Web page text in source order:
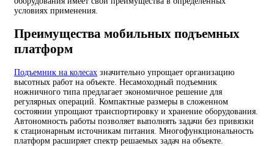
условиях применения.
Преимущества мобильных подъемных
платформ
Подъемник на колесах значительно упрощает организацию
высотных работ на объекте. Несамоходный подъемник
ножничного типа предлагает экономичное решение для
регулярных операций. Компактные размеры в сложенном
состоянии упрощают транспортировку и хранение оборудования.
Автономность работы позволяет выполнять задачи без привязки
к стационарным источникам питания. Многофункциональность
платформ расширяет спектр решаемых задач на объекте.